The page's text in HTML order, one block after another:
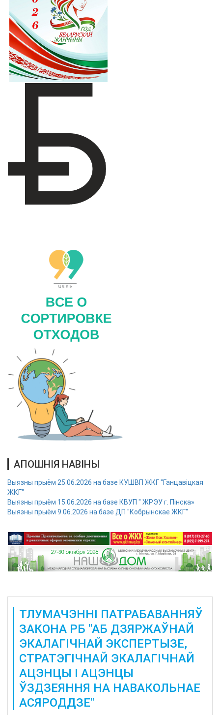
АПОШНІЯ НАВІНЫ
Выязны прыём 25.06.2026 на базе КУШВП ЖКГ "Ганцавіцкая
ЖКГ"
Выязны прыём 15.06.2026 на базе КВУП " ЖРЭУ г. Пінска»
Выязны прыём 9.06.2026 на базе ДП "Кобрынскае ЖКГ"
ТЛУМАЧЭННІ ПАТРАБАВАННЯЎ
ЗАКОНА РБ "АБ ДЗЯРЖАЎНАЙ
ЭКАЛАГІЧНАЙ ЭКСПЕРТЫЗЕ,
СТРАТЭГІЧНАЙ ЭКАЛАГІЧНАЙ
АЦЭНЦЫ І АЦЭНЦЫ
ЎЗДЗЕЯННЯ НА НАВАКОЛЬНАЕ
АСЯРОДДЗЕ"